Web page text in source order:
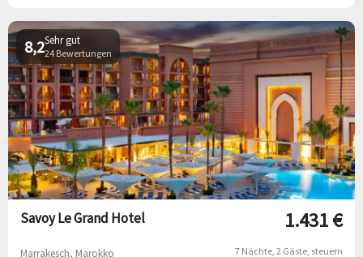
Sehr gut
24 Bewertungen
8,2
Savoy Le Grand Hotel
Marrakesch, Marokko
1.431 €
7 Nächte 2 Gäste steuern